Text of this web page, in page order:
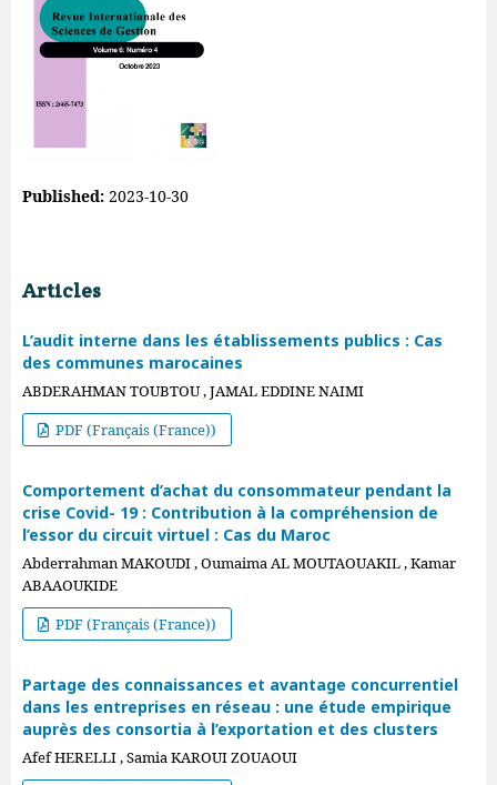
Published: 2023-10-30
Articles
L’audit interne dans les établissements publics : Cas
des communes marocaines
ABDERAHMAN TOUBTOU , JAMAL EDDINE NAIMI
PDF (Français (France))
Comportement d’achat du consommateur pendant la
crise Covid- 19 : Contribution à la compréhension de
l’essor du circuit virtuel : Cas du Maroc
Abderrahman MAKOUDI , Oumaima AL MOUTAOUAKIL , Kamar
ABAAOUKIDE
PDF (Français (France))
Partage des connaissances et avantage concurrentiel
dans les entreprises en réseau : une étude empirique
auprès des consortia à l’exportation et des clusters
Afef HERELLI , Samia KAROUI ZOUAOUI